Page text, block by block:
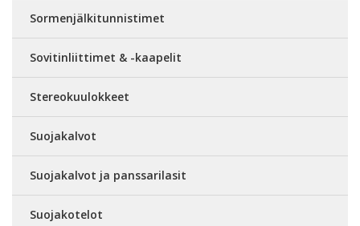
Sormenjälkitunnistimet
Sovitinliittimet & -kaapelit
Stereokuulokkeet
Suojakalvot
Suojakalvot ja panssarilasit
Suojakotelot